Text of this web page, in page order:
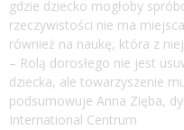
gdzie dziecko mogłoby
rzeczywistości nie ma
również na naukę, która z niej
– Rolą dorosłego nie jest
dziecka, ale towarzyszenie
podsumowuje Anna Zięba,
International Centrum